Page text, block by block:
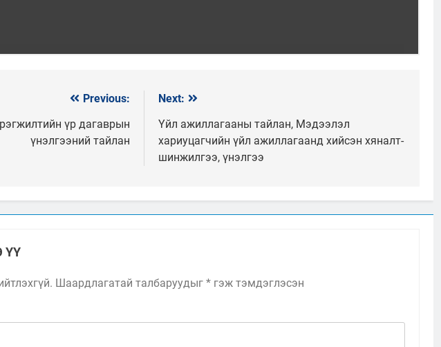
Previous:
үр дагаврын
үнэлгээний тайлан
Next:
Үйл ажиллагааны тайлан, Мэдээлэл
хариуцагчийн үйл ажиллагаанд хийсэн хяналт-
шинжилгээ, үнэлгээ
ҮҮ
Шаардлагатай талбаруудыг * гэж тэмдэглэсэн